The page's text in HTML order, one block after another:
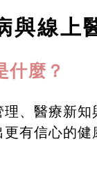
與線上
什麼？
、醫療新
有信心的健